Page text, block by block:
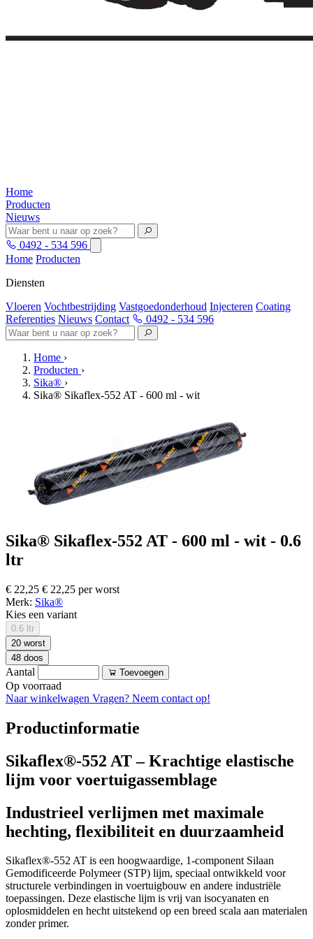
Home
Producten
Nieuws
0492 - 534 596
Home Producten
Diensten
Vloeren Vochtbestrijding Vastgoedonderhoud Injecteren Coating
Referenties Nieuws Contact 0492 - 534 596
Home ›
Producten ›
Sika® ›
Sika® Sikaflex-552 AT - 600 ml - wit
Sika® Sikaflex-552 AT - 600 ml - wit - 0.6
ltr
€ 22,25 € 22,25 per worst
Merk: Sika®
Kies een variant
0.6 ltr
20 worst
48 doos
Aantal Toevoegen
Op voorraad
Naar winkelwagen Vragen? Neem contact op!
Productinformatie
Sikaflex®-552 AT – Krachtige elastische
lijm voor voertuigassemblage
Industrieel verlijmen met maximale
hechting, flexibiliteit en duurzaamheid
Sikaflex®-552 AT is een hoogwaardige, 1-component Silaan
Gemodificeerde Polymeer (STP) lijm, speciaal ontwikkeld voor
structurele verbindingen in voertuigbouw en andere industriële
toepassingen. Deze elastische lijm is vrij van isocyanaten en
oplosmiddelen en hecht uitstekend op een breed scala aan materialen
zonder primer.